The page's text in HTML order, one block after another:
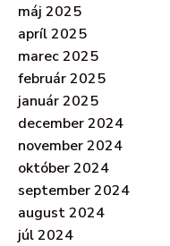
máj 2025
apríl 2025
marec 2025
február 2025
január 2025
december 2024
november 2024
október 2024
september 2024
august 2024
júl 2024